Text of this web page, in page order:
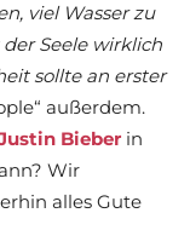
viel Wasser zu
Seele wirklich
sollte an erster
außerdem.
Bieber in
Wir
alles Gute